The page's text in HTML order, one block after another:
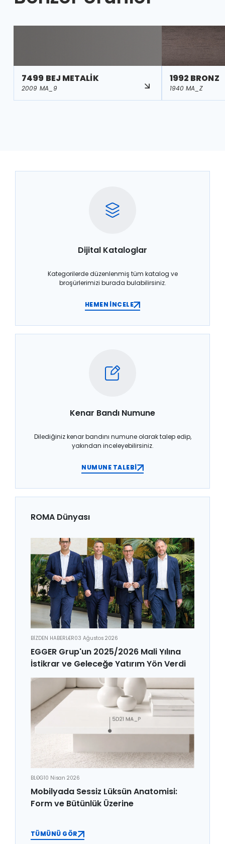
7499 BEJ METALİK
2009 MA_9
1992 BRONZ
1940 MA_Z
Dijital Kataloglar
Kategorilerde düzenlenmiş tüm katalog ve
broşürlerimizi burada bulabilirsiniz.
HEMEN İNCELE
Kenar Bandı Numune
Dilediğiniz kenar bandını numune olarak talep edip,
yakından inceleyebilirsiniz.
NUMUNE TALEBİ
ROMA Dünyası
BİZDEN HABERLER03 Ağustos 2026
EGGER Grup'un 2025/2026 Mali Yılına
İstikrar ve Geleceğe Yatırım Yön Verdi
BLOG10 Nisan 2026
Mobilyada Sessiz Lüksün Anatomisi:
Form ve Bütünlük Üzerine
TÜMÜNÜ GÖR